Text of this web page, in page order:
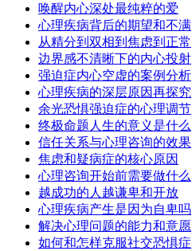
唤醒内心深处最纯粹的爱
心理疾病背后的期望和不满
从精分到双相到焦虑到正常
边界感不清晰下的内心投射
强迫症内心空虚的案例分析
心理疾病的深层原因再探究
余光恐惧强迫症的心理调节
终极命题人生的意义是什么
信任关系与心理咨询的效果
焦虑和疑病症的核心原因
心理咨询开始前需要做什么
越成功的人越谦卑和开放
心理疾病产生是因为自卑吗
解决心理问题的能力和意愿
如何和怎样克服社交恐惧症